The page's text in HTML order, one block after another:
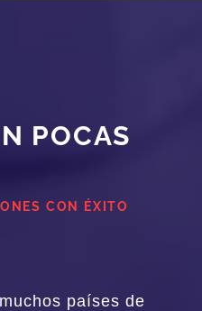
POCAS
CON ÉXITO
países de